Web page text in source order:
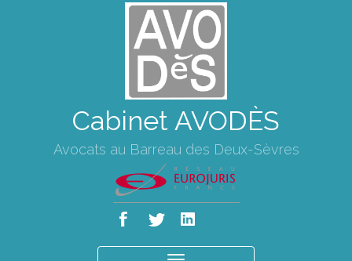
Cabinet AVODÈS
Avocats au Barreau des Deux-Sèvres